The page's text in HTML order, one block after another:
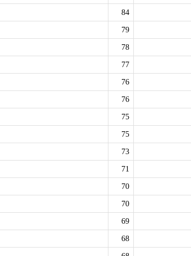
84
79
78
77
76
76
75
75
73
71
70
70
69
68